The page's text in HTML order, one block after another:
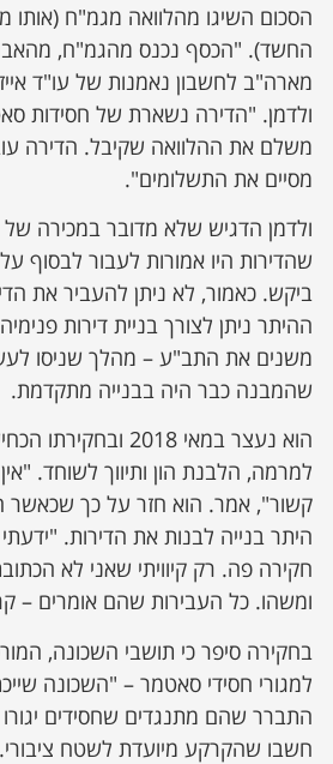
הסכום השיגו מהלוואה מגמ"ח (אותו
החשד). "הכסף נכנס מהגמ"ח,
מארה"ב לחשבון נאמנות של עו"ד
ולדמן. "הדירה נשארת של חסידות
משלם את ההלוואה שקיבל. הדירה
מסיים את התשלומים".
ולדמן הדגיש שלא מדובר במכירה
שהדירות היו אמורות לעבור לבסוף
ביקש. כאמור, לא ניתן להעביר את
ההיתר ניתן לצורך בניית דירות
משנים את התב"ע – מהלך שניסו
שהמבנה כבר היה בבנייה מתקדמת.
הוא נעצר במאי 2018
למרמה, הלבנת הון ותיווך לשוחד.
קשור", אמר. הוא חזר על כך שכאשר
היתר בנייה לבנות את הדירות. "ידעתי
חקירה פה. רק קיוויתי שאני לא
ומשהו. כל העבירות שהם אומרים –
בחקירה סיפר כי תושבי השכונה,
למגורי חסידי סאטמר – "השכונה
התברר שהם מתנגדים שחסידים
חשבו שהקרקע מיועדת לשטח